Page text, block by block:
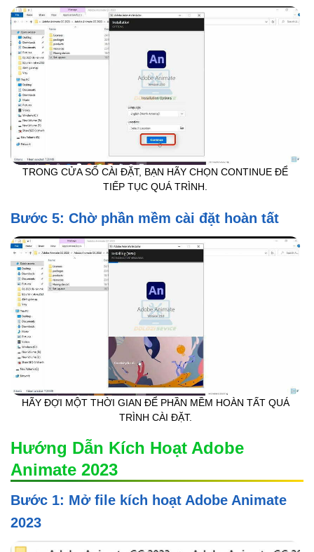
TRONG CỬA SỔ CÀI ĐẶT, BẠN HÃY CHỌN CONTINUE ĐỂ
TIẾP TỤC QUÁ TRÌNH.
Bước 5: Chờ phần mềm cài đặt hoàn tất
HÃY ĐỢI MỘT THỜI GIAN ĐỂ PHẦN MỀM HOÀN TẤT QUÁ
TRÌNH CÀI ĐẶT.
Hướng Dẫn Kích Hoạt Adobe
Animate 2023
Bước 1: Mở file kích hoạt Adobe Animate
2023